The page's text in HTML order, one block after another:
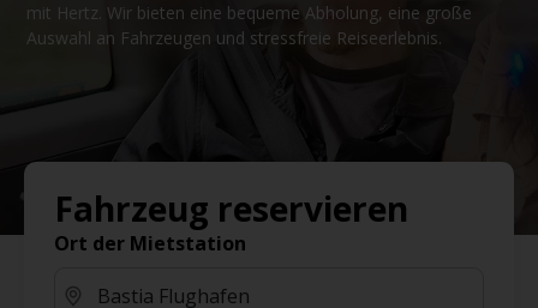
mit Hertz. Wir bieten eine bequeme Abholung, eine große
Auswahl an Fahrzeugen und stressfreie Reiseerlebnis.
Fahrzeug reservieren
Ort der Mietstation